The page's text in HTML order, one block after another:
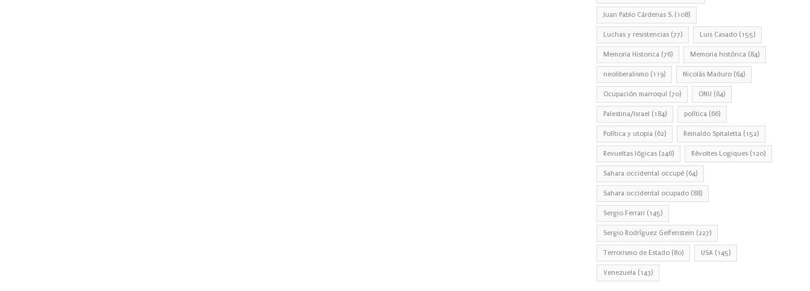
Juan Pablo Cárdenas S. (108)
Luchas y resistencias (77) Luis Casado (155)
Memoria Historica (76) Memoria histórica (84)
neoliberalismo (119) Nicolás Maduro (64)
Ocupación marroquí (70) ONU (64)
Palestina/Israel (184) política (66)
Política y utopia (62) Reinaldo Spitaletta (152)
Revueltas lógicas (246) Révoltes Logiques (120)
Sahara occidental occupé (64)
Sahara occidental ocupado (88)
Sergio Ferrari (145)
Sergio Rodríguez Gelfenstein (227)
Terrorismo de Estado (80) USA (145)
Venezuela (143)